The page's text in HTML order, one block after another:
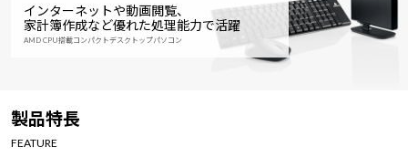
ワークステーション
Windows 11
iiyama スペック/パーツ別Windows 11 |Copilot+ PC
インターネットや動画閲覧、
家計簿作成など優れた処理能力で活躍
AMD CPU搭載コンパクトデスクトップパソコン
製品特長
FEATURE